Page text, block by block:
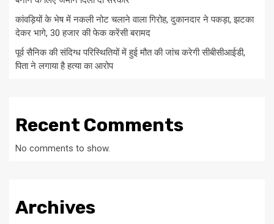
कांवड़ियों के भेष में नकली नोट चलाने वाला गिरोह, दुकानदार ने पकड़ा, झटका
देकर भागे, 30 हजार की फेक करेंसी बरामद
पूर्व सैनिक की संदिग्ध परिस्थितियों में हुई मौत की जांच करेगी सीबीसीआईडी,
पिता ने लगाया है हत्या का आरोप
Recent Comments
No comments to show.
Archives